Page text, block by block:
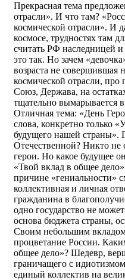
Прекрасная тема
отрасли». И что там?
космической отрасли». И
космосе, трудностях там
считать РФ наследницей
это так. Но зачем
возраста не совершившая
космической отрасли, про
Союз, Держава, на
тщательно вымарывается
Отличная тема: «День
слова, конкретно только
будущего нашей страны».
Отечественной? Никто не
герои. Но какое будущее
«Твой вклад в общее
причине «гениальности»
коллективная и личная
гражданина в
одно государство не
основа бюджета страны,
Своим небольшим
процветание России.
общее дело»? Шедевр,
граничащего с
единый коллектив на